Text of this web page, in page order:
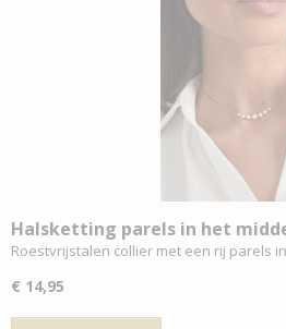
Halsketting parels in het
Roestvrijstalen collier met een rij parels
€ 14,95